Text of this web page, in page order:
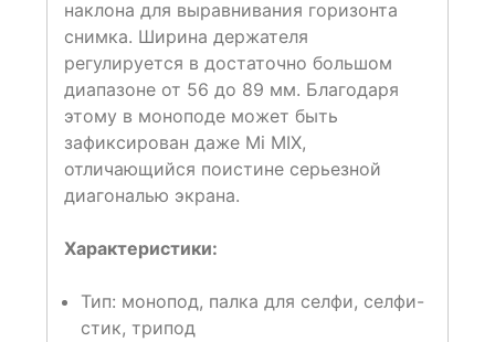
наклона для выравнивания горизонта
снимка. Ширина держателя
регулируется в достаточно большом
диапазоне от 56 до 89 мм. Благодаря
этому в моноподе может быть
зафиксирован даже Mi MIX,
отличающийся поистине серьезной
диагональю экрана.
Характеристики:
Тип: монопод, палка для селфи, селфи-
стик, трипод